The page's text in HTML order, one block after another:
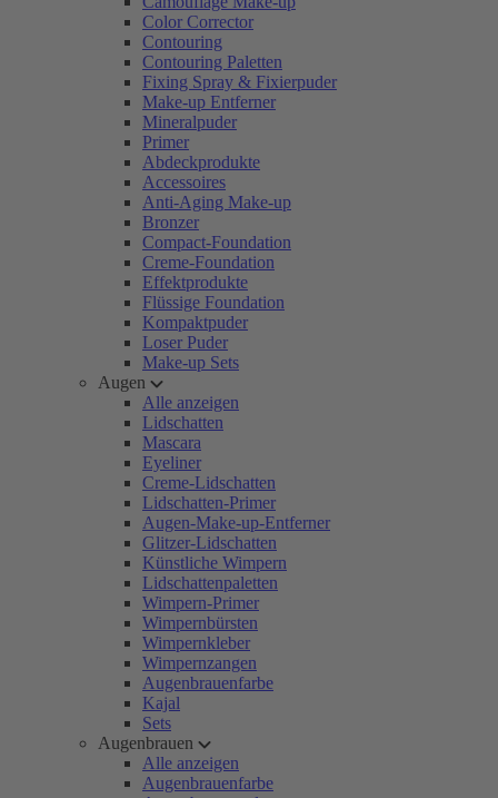
Color Corrector
Contouring
Contouring Paletten
Fixing Spray & Fixierpuder
Make-up Entferner
Mineralpuder
Primer
Abdeckprodukte
Accessoires
Anti-Aging Make-up
Bronzer
Compact-Foundation
Creme-Foundation
Effektprodukte
Flüssige Foundation
Kompaktpuder
Loser Puder
Make-up Sets
Augen
Alle anzeigen
Lidschatten
Mascara
Eyeliner
Creme-Lidschatten
Lidschatten-Primer
Augen-Make-up-Entferner
Glitzer-Lidschatten
Künstliche Wimpern
Lidschattenpaletten
Wimpern-Primer
Wimpernbürsten
Wimpernkleber
Wimpernzangen
Augenbrauenfarbe
Kajal
Sets
Augenbrauen
Alle anzeigen
Augenbrauenfarbe